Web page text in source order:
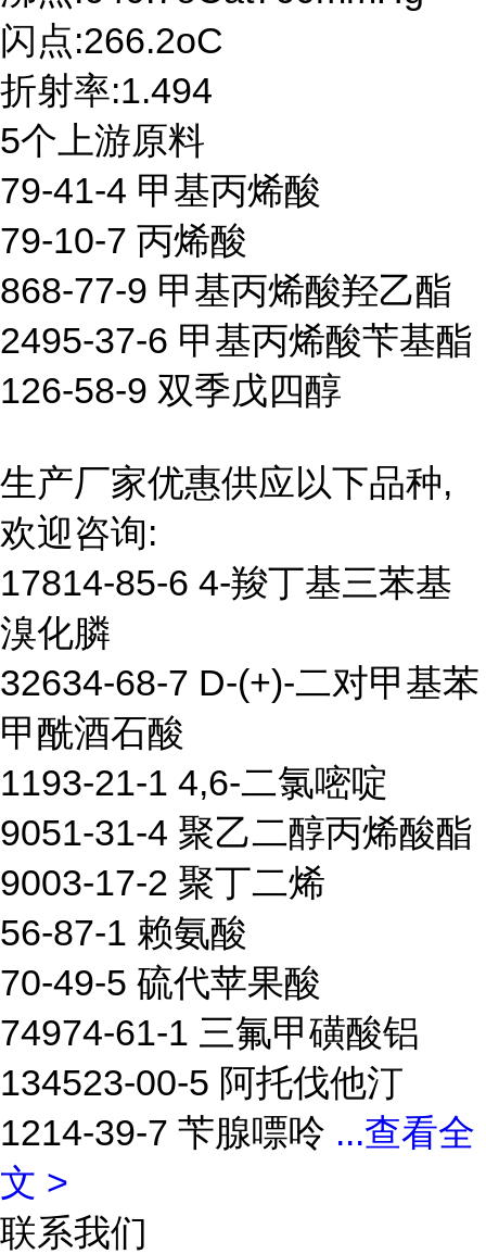
闪点:266.2oC
折射率:1.494
5个上游原料
79-41-4 甲基丙烯酸
79-10-7 丙烯酸
868-77-9 甲基丙烯酸羟乙酯
2495-37-6 甲基丙烯酸苄基酯
126-58-9 双季戊四醇
生产厂家优惠供应以下品种,
欢迎咨询:
17814-85-6 4-羧丁基三苯基
溴化膦
32634-68-7 D-(+)-二对甲基苯
甲酰酒石酸
1193-21-1 4,6-二氯嘧啶
9051-31-4 聚乙二醇丙烯酸酯
9003-17-2 聚丁二烯
56-87-1 赖氨酸
70-49-5 硫代苹果酸
74974-61-1 三氟甲磺酸铝
134523-00-5 阿托伐他汀
1214-39-7 苄腺嘌呤 ...查看全
文 >
联系我们